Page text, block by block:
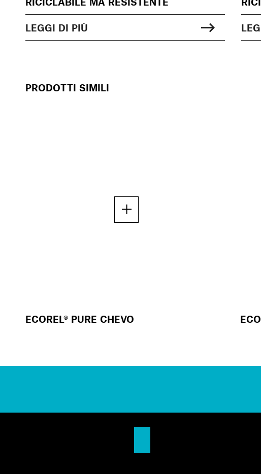
LEGGI DI PIÙ
PRODOTTI SIMILI
ECOREL® PURE CHEVO